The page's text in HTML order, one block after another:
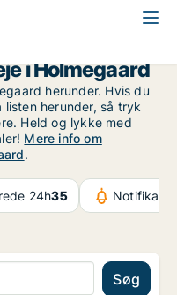
i Holmegaard
herunder. Hvis du
herunder, så tryk
Held og lykke med
Mere info om
.
24h35
Søg